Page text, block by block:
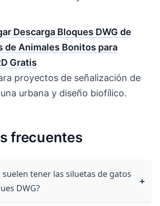
Descarga Bloques DWG de
de Animales Bonitos para
Gratis
proyectos de señalización de
urbana y diseño biofílico.
frecuentes
tener las siluetas de gatos
DWG?